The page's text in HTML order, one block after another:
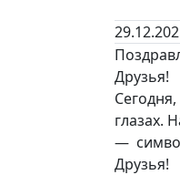
Друзья!
глазах.
—
Друзья!